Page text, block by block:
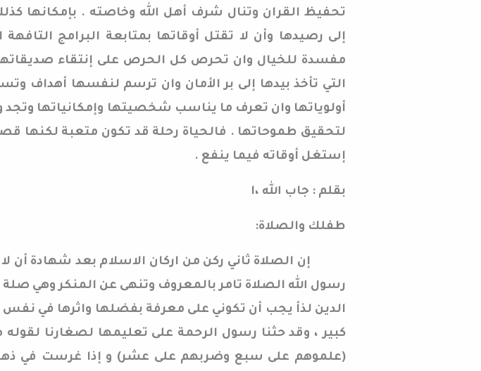
تحفيظ القران وتنال شرف أهل الله وخاصته . بإمكانها
إلى رصيدها وأن لا تقتل أوقاتها بمتابعة البرامج التافهة
مفسدة للخيال وان تحرص كل الحرص على إنتقاء
التي تأخذ بيدها إلى بر الأمان وان ترسم لنفسها أهداف
أولوياتها وان تعرف ما يناسب شخصيتها وإمكانياتها
لتحقيق طموحاتها . فالحياة رحلة قد تكون متعبة لكنها
إستغل أوقاته فيما ينفع .
بقلم : جاب الله ،ا
طفلك والصلاة:
إن الصلاة ثاني ركن من اركان الاسلام بعد شهادة أن لا
رسول الله الصلاة تامر بالمعروف وتنهى عن المنكر وهي صلة
الدين لذأ يجب أن تكوني على معرفة بفضلها واثرها في نفس
كبير ، وقد حثنا رسول الرحمة على تعليمها لصغارنا
(علموهم على سبع وضربهم على عشر) و إذا غرست في ذهن